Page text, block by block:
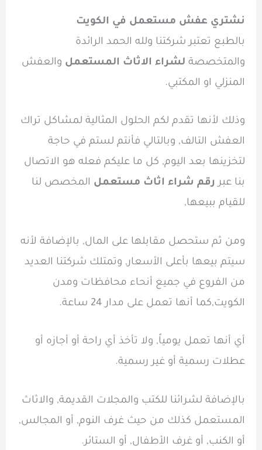
نشتري عفش مستعمل في الكويت
بالطبع تعتبر شركتنا ولله الحمد الرائدة
والمتخصصة لشراء الاثاث المستعمل والعفش
المنزلي او المكتبي.
وذلك لأنها تقدم لكم الحلول المثالية لمشاكل تراك
العفش التالف, وبالتالي فأنتم لستم في حاجة
لتخزينها بعد اليوم, كل ما عليكم فعله هو الاتصال
بنا عبر رقم شراء اثاث مستعمل المخصص لنا
للقيام ببيعها,
ومن ثم ستحصل مقابلها على المال, بالإضافة لأنه
سيتم بيعها بأعلى الأسعار, وتمتلك شركتنا العديد
من الفروع في جميع أنحاء محافظات ومدن
الكويت,كما أنها تعمل على مدار 24 ساعة.
أي أنها تعمل يومياً, ولا تأخذ أي راحة أو أجازه أو
عطلات رسمية أو غير رسمية.
بالإضافة لشرائنا للكتب والمجلات القديمة, والاثاث
المستعمل كذلك من حيث غرف النوم, أو المجالس,
أو الكنب, أو غرف الأطفال, أو الستائر.